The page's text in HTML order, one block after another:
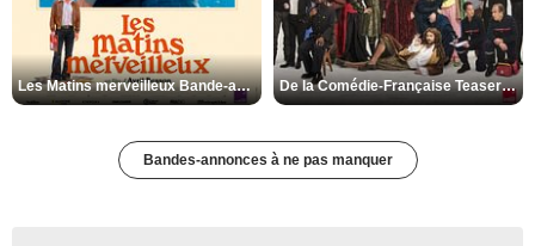
Les Matins merveilleux Bande-annonce VF De la Comédie-Française Teaser VF
Bandes-annonces à ne pas manquer